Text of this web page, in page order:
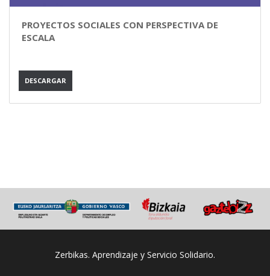
PROYECTOS SOCIALES CON PERSPECTIVA DE
ESCALA
DESCARGAR
Zerbikas. Aprendizaje y Servicio Solidario.